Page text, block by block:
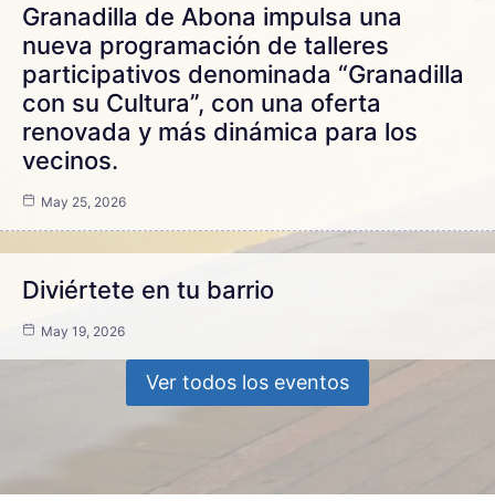
Granadilla de Abona impulsa una
nueva programación de talleres
participativos denominada “Granadilla
con su Cultura”, con una oferta
renovada y más dinámica para los
vecinos.
May 25, 2026
Diviértete en tu barrio
May 19, 2026
Ver todos los eventos